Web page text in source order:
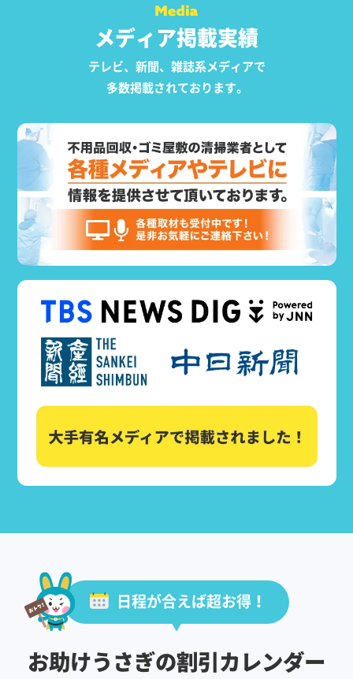
メディア掲載実績
テレビ、新聞、雑誌系メディアで
多数掲載されております。
日程が合えば超お得！
お助けうさぎの割引カレンダー